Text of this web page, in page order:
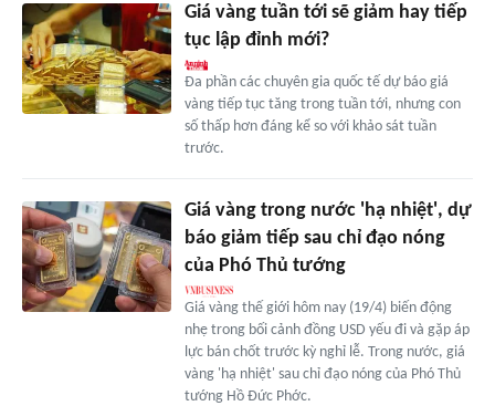
Giá vàng tuần tới sẽ giảm hay tiếp
tục lập đỉnh mới?
Đa phần các chuyên gia quốc tế dự báo giá
vàng tiếp tục tăng trong tuần tới, nhưng con
số thấp hơn đáng kể so với khảo sát tuần
trước.
Giá vàng trong nước 'hạ nhiệt', dự
báo giảm tiếp sau chỉ đạo nóng
của Phó Thủ tướng
Giá vàng thế giới hôm nay (19/4) biến động
nhẹ trong bối cảnh đồng USD yếu đi và gặp áp
lực bán chốt trước kỳ nghỉ lễ. Trong nước, giá
vàng 'hạ nhiệt' sau chỉ đạo nóng của Phó Thủ
tướng Hồ Đức Phớc.